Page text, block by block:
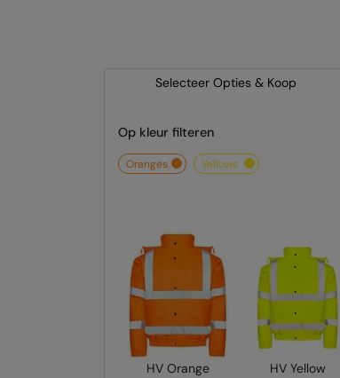
Selecteer Opties & Koop
Op kleur filteren
oranges yellows
HV Orange HV Yellow